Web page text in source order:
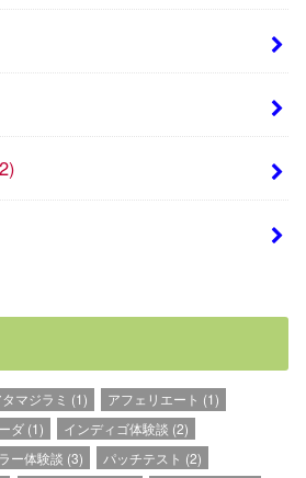
マジラミ (1) アフェリエート (1)
ダ(1) インディゴ体験談 (2)
ー体験談 (3) パッチテスト (2)